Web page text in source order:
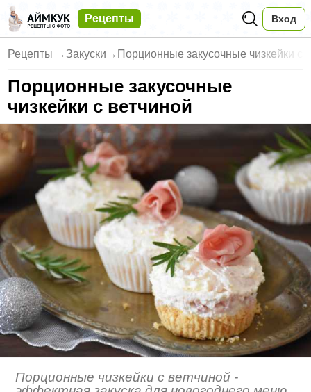
Рецепты Вход
Рецепты → Закуски → Порционные закусочные чизкейки с
Порционные закусочные
чизкейки с ветчиной
Порционные чизкейки с ветчиной -